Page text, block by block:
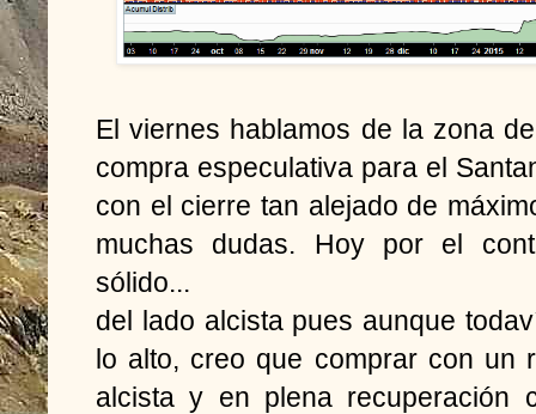
El viernes hablamos de la zona
compra especulativa para el
con el cierre tan alejado de
muchas dudas. Hoy por el
sólido...
del lado alcista pues aunque
lo alto, creo que comprar con un
alcista y en plena recuperación